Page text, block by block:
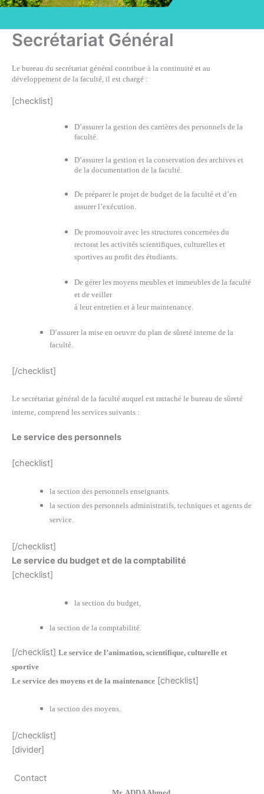
Secrétariat Général
Le bureau du secrétariat général contribue à la continuité et au
développement de la faculté, il est chargé :
[checklist]
D’assurer la gestion des carrières des personnels de la
faculté.
D’assurer la gestion et la conservation des archives et
de la documentation de la faculté.
De préparer le projet de budget de la faculté et d’en
assurer l’exécution.
De promouvoir avec les structures concernées du
rectorat les activités scientifiques, culturelles et
sportives au profit des étudiants.
De gérer les moyens meubles et immeubles de la faculté
et de veiller
à leur entretien et à leur maintenance.
D’assurer la mise en oeuvre du plan de sûreté interne de la
faculté.
[/checklist]
Le secrétariat général de la faculté auquel est rattaché le bureau de sûreté
interne, comprend les services suivants :
Le service des personnels
[checklist]
la section des personnels enseignants.
la section des personnels administratifs, techniques et agents de
service.
[/checklist]
Le service du budget et de la comptabilité
[checklist]
la section du budget,
la section de la comptabilité.
[/checklist] Le service de l’animation, scientifique, culturelle et
sportive
Le service des moyens et de la maintenance [checklist]
la section des moyens.
[/checklist]
[divider]
Contact